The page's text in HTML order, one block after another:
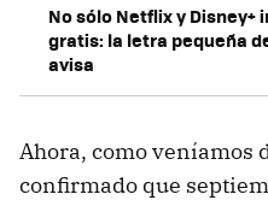
No sólo Netflix y
gratis: la letra pequeña
avisa
Ahora, como veníamos
confirmado que